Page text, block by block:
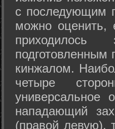
с последующим
можно оценить,
подготовленным
кинжалом.
четыре
универсальное
нападающий
(правой левую),